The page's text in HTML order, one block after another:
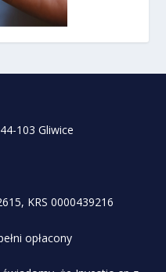
103 Gliwice
KRS 0000439216
opłacony